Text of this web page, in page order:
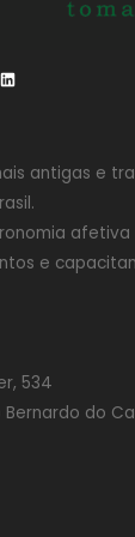
antigas e
afetiva
e
534
Bernardo do